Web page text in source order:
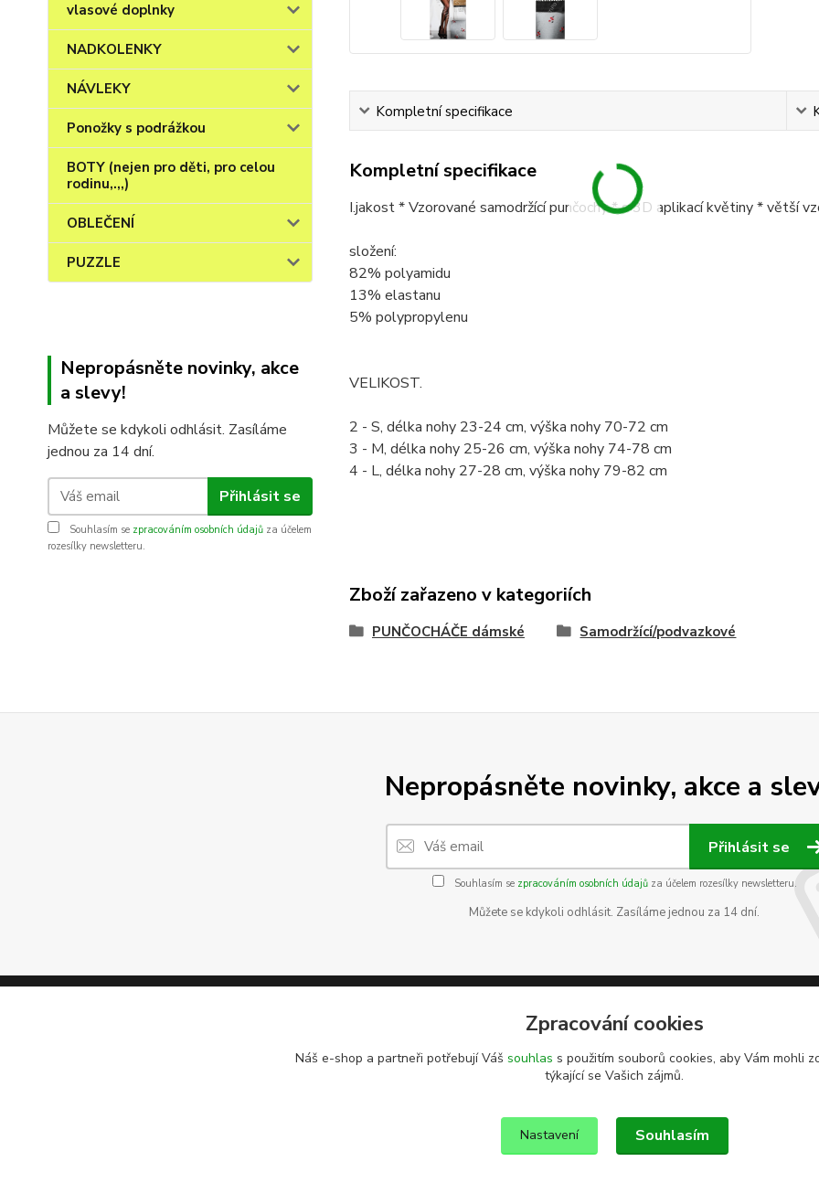
vlasové doplnky
NADKOLENKY
NÁVLEKY
Ponožky s podrážkou
BOTY (nejen pro děti, pro celou
rodinu,.,,)
OBLEČENÍ
PUZZLE
Nepropásněte novinky, akce
a slevy!
Můžete se kdykoli odhlásit. Zasíláme
jednou za 14 dní.
Přihlásit se
Souhlasím se zpracováním osobních údajů za účelem
rozesílky newsletteru.
Kompletní specifikace
Kompletní specifikace
I.jakost * Vzorované samodržící punčochy * s 3D aplikací květiny * větší
složení:
82% polyamidu
13% elastanu
5% polypropylenu
VELIKOST.
2 - S, délka nohy 23-24 cm, výška nohy 70-72 cm
3 - M, délka nohy 25-26 cm, výška nohy 74-78 cm
4 - L, délka nohy 27-28 cm, výška nohy 79-82 cm
Zboží zařazeno v kategoriích
PUNČOCHÁČE dámské Samodržící/podvazkové
Nepropásněte novinky, akce a
Přihlásit se
Souhlasím se zpracováním osobních údajůza účelem rozesílky newsletteru.
Můžete se kdykoli odhlásit. Zasíláme jednou za 14 dní.
Zpracování cookies
Náš e-shop a partneři potřebují Váš souhlas s použitím souborů cookies, aby Vám mohli
týkající se Vašich zájmů.
Nastavení Souhlasím